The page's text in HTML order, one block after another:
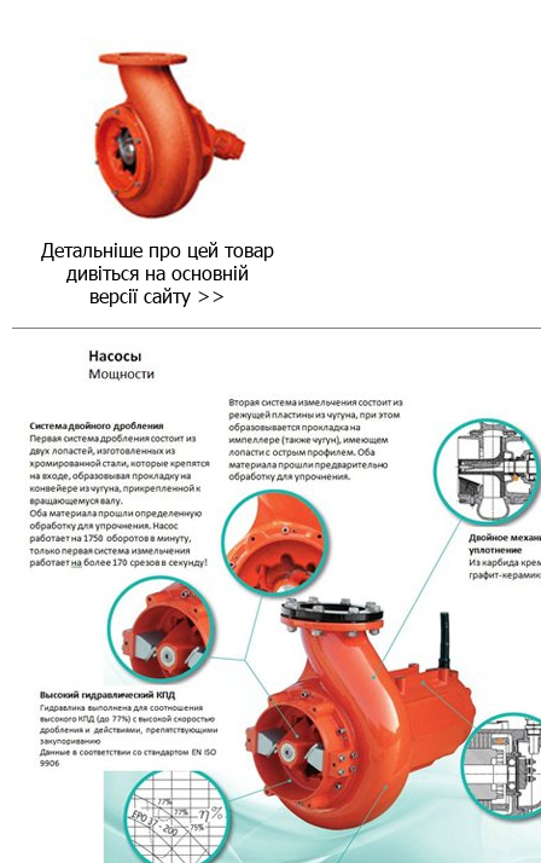
Детальніше про цей товар
дивіться на основній
версії сайту >>